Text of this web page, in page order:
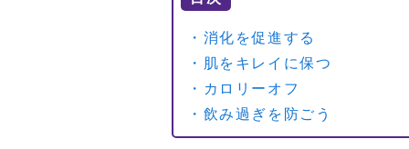
・消化を促進する
・肌をキレイに保つ
・カロリーオフ
・飲み過ぎを防ごう